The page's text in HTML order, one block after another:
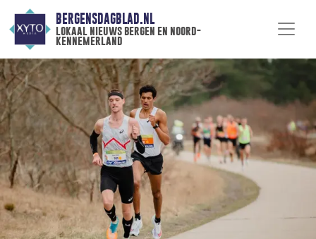
BERGENSDAGBLAD.NL
lokaal nieuws bergen en noord-
kennemerland